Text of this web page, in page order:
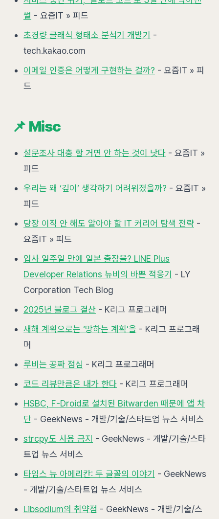
썰 - 요즘IT » 피드
초경량 클래식 형태소 분석기 개발기
-
tech.kakao.com
이메일 인증은 어떻게 구현하는 걸까? - 요즘IT » 피
드
📌 Misc
설문조사 대충 할 거면 안 하는 것이 낫다 - 요즘IT »
피드
우리는 왜 ‘깊이’ 생각하기 어려워졌을까? - 요즘IT »
피드
당장 이직 안 해도 알아야 할 IT 커리어 탐색 전략 -
요즘IT » 피드
입사 일주일 만에 일본 출장을? LINE Plus
Developer Relations 뉴비의 바쁜 적응기
- LY
Corporation Tech Blog
2025년 블로그 결산 - K리그 프로그래머
새해 계획으로는 ‘망하는 계획’을 - K리그 프로그래
머
루비는 공짜 점심 - K리그 프로그래머
코드 리뷰만큼은 내가 한다 - K리그 프로그래머
HSBC, F-Droid로 설치된 Bitwarden 때문에 앱 차
단 - GeekNews - 개발/기술/스타트업 뉴스 서비스
strcpy도 사용 금지 - GeekNews - 개발/기술/스타
트업 뉴스 서비스
타임스 뉴 아메리칸: 두 글꼴의 이야기
- GeekNews
- 개발/기술/스타트업 뉴스 서비스
Libsodium의 취약점 - GeekNews - 개발/기술/스